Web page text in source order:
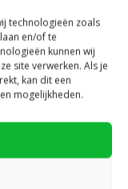
technologieën zoals
en/of te
kunnen wij
site verwerken. Als je
kan dit een
mogelijkheden.